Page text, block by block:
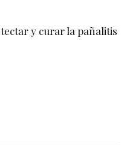
y curar la pañalitis